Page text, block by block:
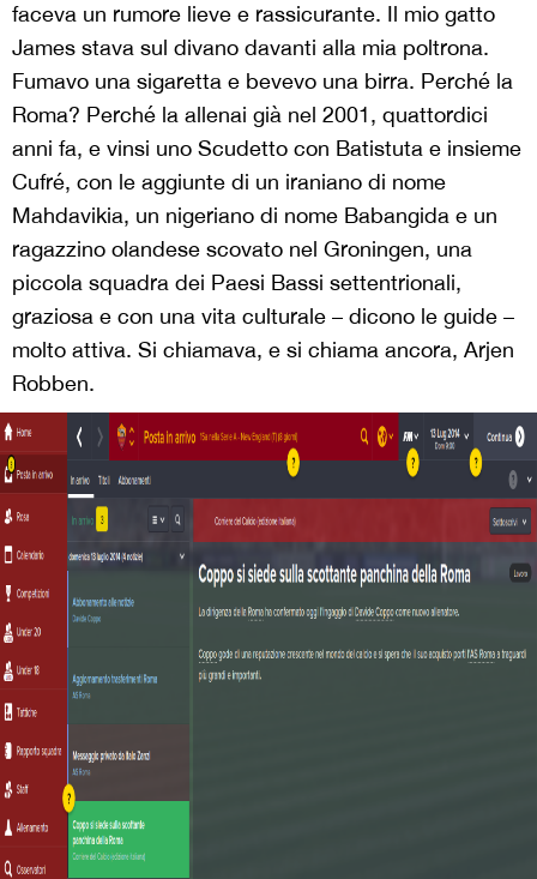
faceva un rumore lieve e rassicurante. Il mio gatto
James stava sul divano davanti alla mia poltrona.
Fumavo una sigaretta e bevevo una birra. Perché la
Roma? Perché la allenai già nel 2001, quattordici
anni fa, e vinsi uno Scudetto con Batistuta e insieme
Cufré, con le aggiunte di un iraniano di nome
Mahdavikia, un nigeriano di nome Babangida e un
ragazzino olandese scovato nel Groningen, una
piccola squadra dei Paesi Bassi settentrionali,
graziosa e con una vita culturale – dicono le guide –
molto attiva. Si chiamava, e si chiama ancora, Arjen
Robben.